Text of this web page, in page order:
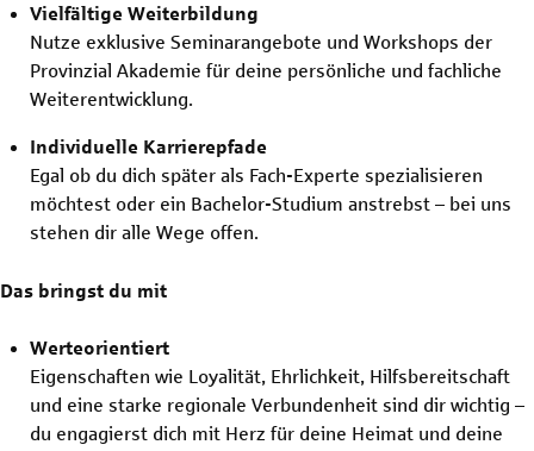
Vielfältige Weiterbildung
Nutze exklusive Seminarangebote und Workshops der
Provinzial Akademie für deine persönliche und fachliche
Weiterentwicklung.
Individuelle Karrierepfade
Egal ob du dich später als Fach-Experte spezialisieren
möchtest oder ein Bachelor-Studium anstrebst – bei uns
stehen dir alle Wege offen.
Das bringst du mit
Werteorientiert
Eigenschaften wie Loyalität, Ehrlichkeit, Hilfsbereitschaft
und eine starke regionale Verbundenheit sind dir wichtig –
du engagierst dich mit Herz für deine Heimat und deine